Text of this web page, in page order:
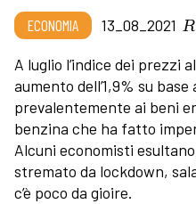
ECONOMIA 13_08_2021
A luglio l’indice dei prezzi
aumento dell’1,9% su
prevalentemente ai beni
benzina che ha fatto
Alcuni economisti
stremato da lockdown,
c’è poco da gioire.